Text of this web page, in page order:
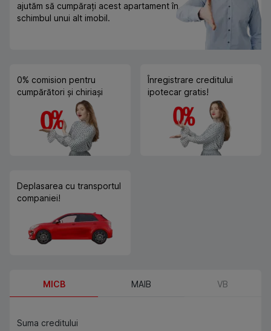
ajutăm să cumpărați acest apartament în
schimbul unui alt imobil.
0% comision pentru
cumpărători și chiriași
Înregistrare creditului
ipotecar gratis!
Deplasarea cu transportul
companiei!
MICB MAIB VB
Suma creditului